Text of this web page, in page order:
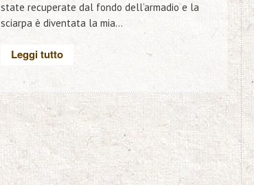
state recuperate dal fondo dell’armadio e la
sciarpa è diventata la mia...
Leggi tutto